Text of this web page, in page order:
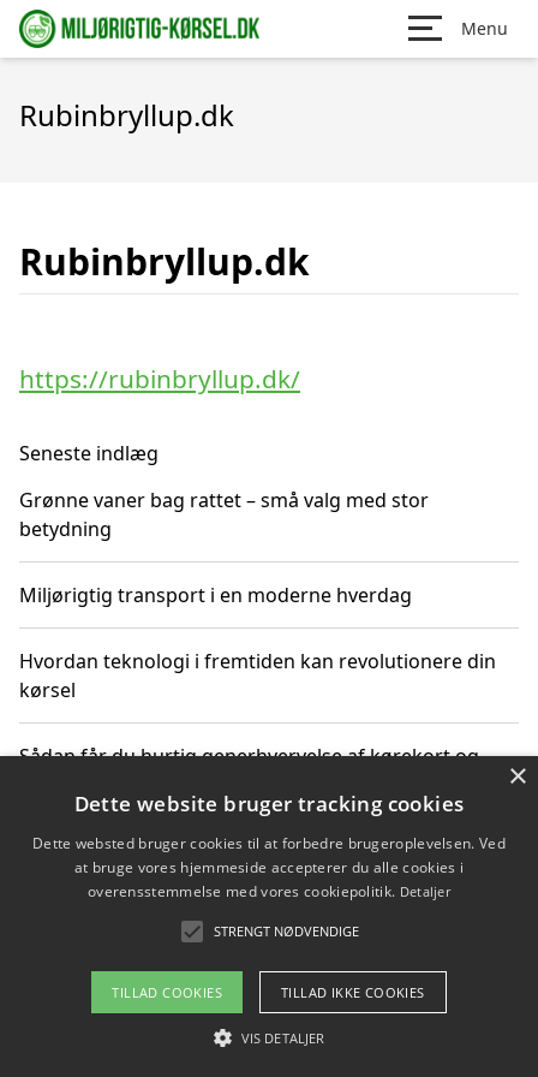
Menu
Rubinbryllup.dk
Rubinbryllup.dk
https://rubinbryllup.dk/
Seneste indlæg
Grønne vaner bag rattet – små valg med stor
betydning
Miljørigtig transport i en moderne hverdag
Hvordan teknologi i fremtiden kan revolutionere din
kørsel
Sådan får du hurtig generhvervelse af kørekort og
Sådan lærer du miljørigtig kørsel hos en køreskole i
Gentofte
Copyright 2026 - Pilanto Aps
Om / kontakt
×
Dette website bruger tracking cookies
Dette websted bruger cookies til at forbedre brugeroplevelsen. Ved
at bruge vores hjemmeside accepterer du alle cookies i
overensstemmelse med vores cookiepolitik. Detaljer
STRENGT NØDVENDIGE
TILLAD COOKIES TILLAD IKKE COOKIES
VIS DETALJER